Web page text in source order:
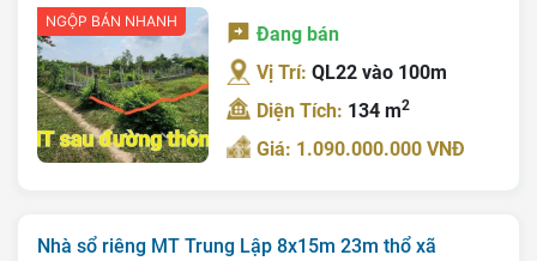
NGỘP BÁN NHANH
Đang bán
Vị Trí:QL22 vào 100m
Diện Tích: 134 m2
Giá: 1.090.000.000 VNĐ
Nhà sổ riêng MT Trung Lập 8x15m 23m thổ xã